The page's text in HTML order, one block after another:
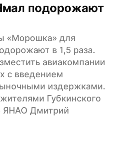
подорожают
«Морошка» для
в 1,5 раза.
авиакомпании
с введением
издержками.
Губкинского
ЯНАО Дмитрий